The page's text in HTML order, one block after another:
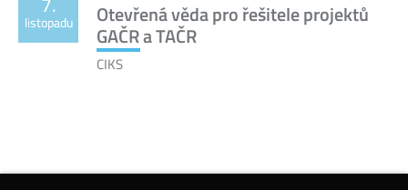
listopadu Otevřená věda pro řešitele projektů
GAČR a TAČR
CIKS